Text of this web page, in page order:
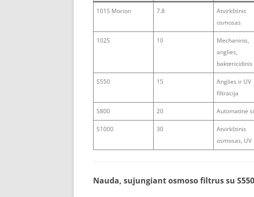
101S Morion 7.8
Atvirkštinis
osmosas
102S 10
Mechaninis,
anglies,
baktericidinis
S550 15
Anglies ir UV
filtracija
S800 20 Automatinė
S1000 30
Atvirkštinis
osmosas, UV
Nauda, sujungiant osmoso filtrus su